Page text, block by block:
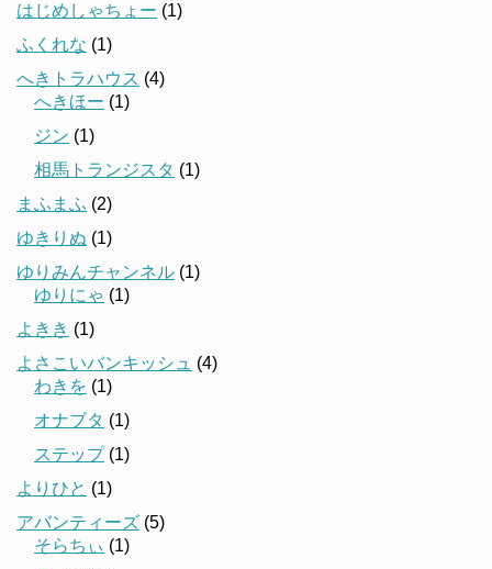
はじめしゃちょー (1)
ふくれな (1)
へきトラハウス (4)
へきほー (1)
ジン (1)
相馬トランジスタ (1)
まふまふ (2)
ゆきりぬ (1)
ゆりみんチャンネル (1)
ゆりにゃ (1)
よきき (1)
よさこいバンキッシュ (4)
わきを (1)
オナブタ (1)
ステップ(1)
よりひと (1)
アバンティーズ (5)
そらちぃ (1)